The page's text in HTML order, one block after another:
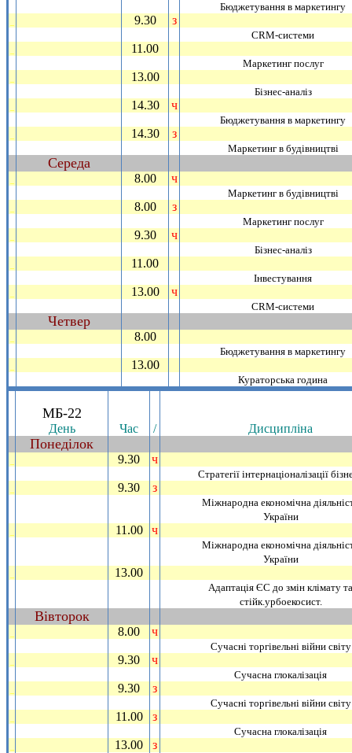
Бюджетування в маркетингу
9.30 з
CRM-системи
11.00
Маркетинг послуг
13.00
Бiзнес-аналiз
14.30 ч
Бюджетування в маркетингу
14.30 з
Маркетинг в будiвництвi
Середа
8.00 ч
Маркетинг в будiвництвi
8.00 з
Маркетинг послуг
9.30 ч
Бiзнес-аналiз
11.00
Iнвестування
13.00 ч
CRM-системи
Четвер
8.00
Бюджетування в маркетингу
13.00
Кураторська година
МБ-22
День Час / Дисциплiна
Понедiлок
9.30 ч
Стратегiї iнтернацiоналiзацiї
9.30 з
Мiжнародна економiчна
України
11.00 ч
Мiжнародна економiчна
України
13.00
Адаптацiя ЄС до змiн клiмату та
стiйк.урбоекосист.
Вiвторок
8.00 ч
Сучаснi торгiвельнi вiйни свiту
9.30 ч
Сучасна глокалiзацiя
9.30 з
Сучаснi торгiвельнi вiйни свiту
11.00 з
Сучасна глокалiзацiя
13.00 з